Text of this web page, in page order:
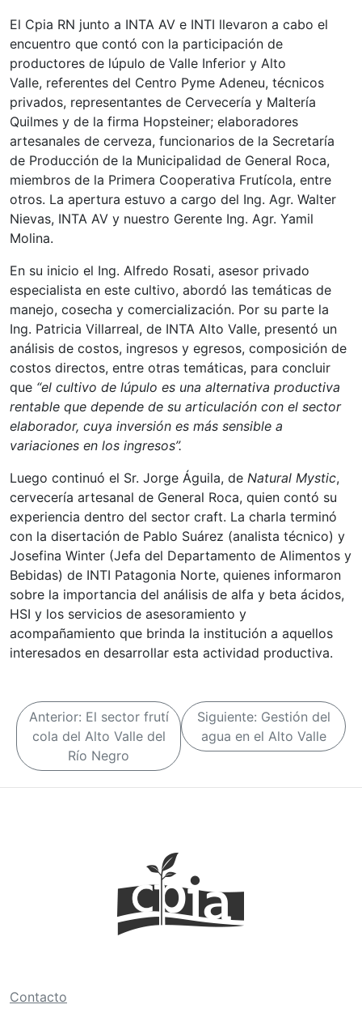
El Cpia RN junto a INTA AV e INTI llevaron a cabo el
encuentro que contó con la participación de
productores de lúpulo de Valle Inferior y Alto
Valle, referentes del Centro Pyme Adeneu, técnicos
privados, representantes de Cervecería y Maltería
Quilmes y de la firma Hopsteiner; elaboradores
artesanales de cerveza, funcionarios de la Secretaría
de Producción de la Municipalidad de General Roca,
miembros de la Primera Cooperativa Frutícola, entre
otros. La apertura estuvo a cargo del Ing. Agr. Walter
Nievas, INTA AV y nuestro Gerente Ing. Agr. Yamil
Molina.
En su inicio el Ing. Alfredo Rosati, asesor privado
especialista en este cultivo, abordó las temáticas de
manejo, cosecha y comercialización. Por su parte la
Ing. Patricia Villarreal, de INTA Alto Valle, presentó un
análisis de costos, ingresos y egresos, composición de
costos directos, entre otras temáticas, para concluir
que “el cultivo de lúpulo es una alternativa productiva
rentable que depende de su articulación con el sector
elaborador, cuya inversión es más sensible a
variaciones en los ingresos”.
Luego continuó el Sr. Jorge Águila, de Natural Mystic,
cervecería artesanal de General Roca, quien contó su
experiencia dentro del sector craft. La charla terminó
con la disertación de Pablo Suárez (analista técnico) y
Josefina Winter (Jefa del Departamento de Alimentos y
Bebidas) de INTI Patagonia Norte, quienes informaron
sobre la importancia del análisis de alfa y beta ácidos,
HSI y los servicios de asesoramiento y
acompañamiento que brinda la institución a aquellos
interesados en desarrollar esta actividad productiva.
N
v
e
e
Anterior: El sector frutí
cola del Alto Valle del
Río Negro
Siguiente: Gestión del
agua en el Alto Valle
Contacto